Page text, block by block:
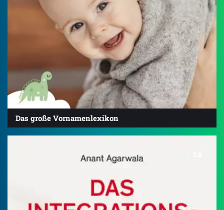
Das große Vornamenlexikon